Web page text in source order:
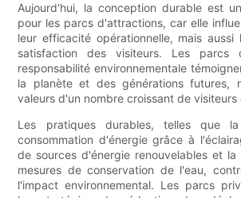
Aujourd'hui, la conception durable est
pour les parcs d'attractions, car elle
leur efficacité opérationnelle, mais
satisfaction des visiteurs. Les parcs
responsabilité environnementale
la planète et des générations futures,
valeurs d'un nombre croissant de
Les pratiques durables, telles que
consommation d'énergie grâce à
de sources d'énergie renouvelables et
mesures de conservation de l'eau,
l'impact environnemental. Les parcs